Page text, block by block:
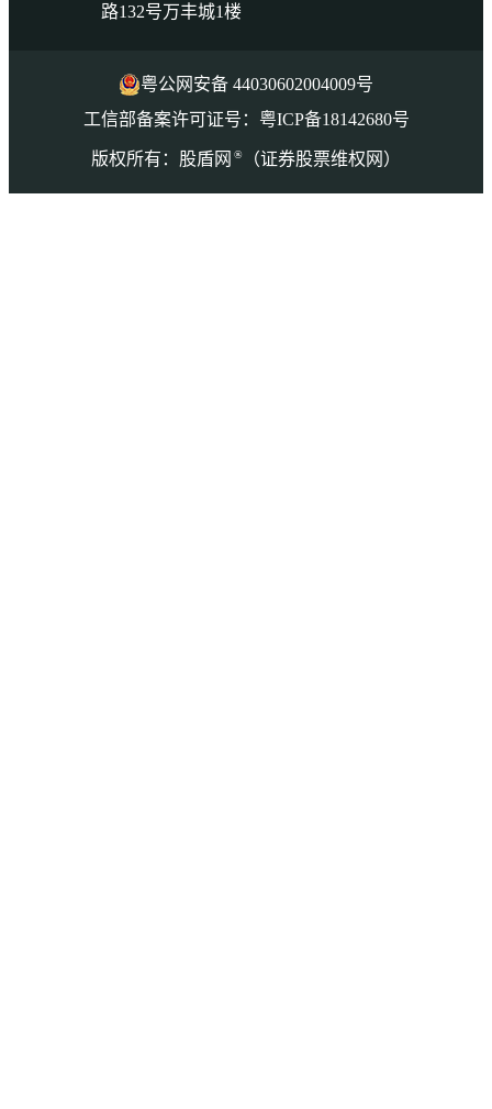
路132号万丰城1楼
粤公网安备 44030602004009号
工信部备案许可证号：粤ICP备18142680号
版权所有：股盾网 ® （证券股票维权网）